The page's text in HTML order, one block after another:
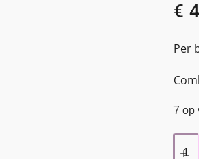
€
Per
7 op